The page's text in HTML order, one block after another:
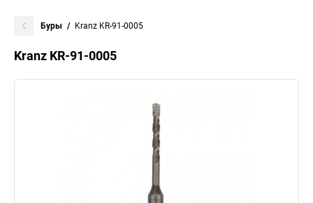
Буры Kranz KR-91-0005
Kranz KR-91-0005